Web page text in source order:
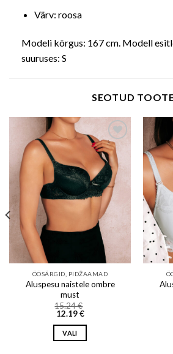
Värv: roosa
Modeli kõrgus: 167 cm. Modell
suuruses: S
SEOTUD
Add to wishlist
ÖÖSÄRGID, PIDŽAAMAD
Aluspesu naistele ombre
must
15.24€
12.19€
VALI